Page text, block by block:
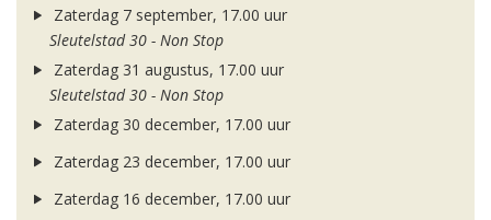
Zaterdag 7 september, 17.00 uur
Sleutelstad 30 - Non Stop
Zaterdag 31 augustus, 17.00 uur
Sleutelstad 30 - Non Stop
Zaterdag 30 december, 17.00 uur
Zaterdag 23 december, 17.00 uur
Zaterdag 16 december, 17.00 uur